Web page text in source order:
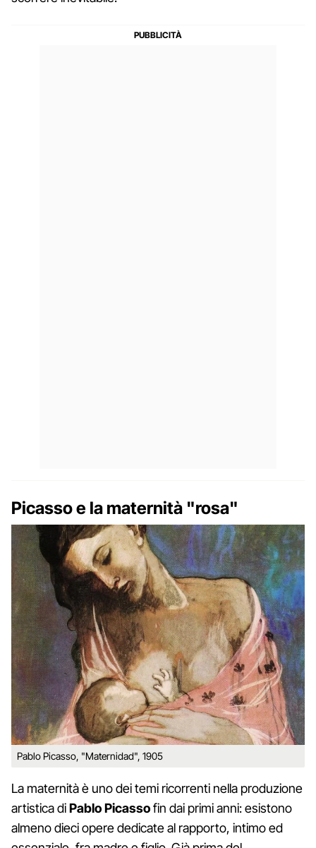
Picasso e la maternità "rosa"
Pablo Picasso, "Maternidad", 1905
La maternità è uno dei temi ricorrenti nella produzione
artistica diPablo Picassofin dai primi anni: esistono
almeno dieci opere dedicate al rapporto, intimo ed